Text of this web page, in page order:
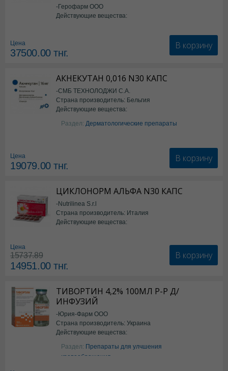
-Герофарм ООО
Действующие вещества:
Цена
37500.00тнг.
В корзину
АКНЕКУТАН 0,016 N30 КАПС
-СМБ ТЕХНОЛОДЖИ С.А.
Страна производитель: Бельгия
Действующие вещества:
Изотретиноин
Раздел: Дерматологические препараты
Цена
19079.00тнг.
В корзину
ЦИКЛОНОРМ АЛЬФА N30 КАПС
-Nutrilinea S.r.l
Страна производитель: Италия
Действующие вещества:
Цена
15737.89
14951.00тнг.
В корзину
ТИВОРТИН 4,2% 100МЛ Р-Р Д/
ИНФУЗИЙ
-Юрия-Фарм ООО
Страна производитель: Украина
Действующие вещества:
Аргинин
Раздел: Препараты для улчшения
кровообращения